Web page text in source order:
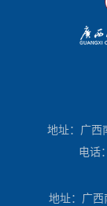
地址：广西
电话
地址：广